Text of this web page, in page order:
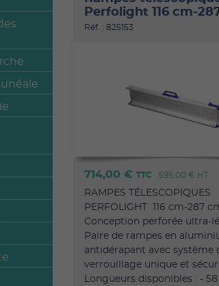
Perfolight 116 cm-
Réf. : 825153
714,00 € TTC 595,00 € HT
RAMPES TÉLESCOPIQUES
PERFOLIGHT 116 cm-287
Conception perforée ultra-
Paire de rampes en
antidérapant avec système
verrouillage unique et
Longueurs disponibles : -